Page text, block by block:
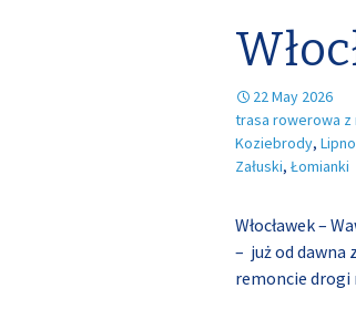
22 May 2026
trasa rowerowa z
Koziebrody, Lipno
Załuski, Łomianki
Włocławek –
– już od dawna
remoncie drogi